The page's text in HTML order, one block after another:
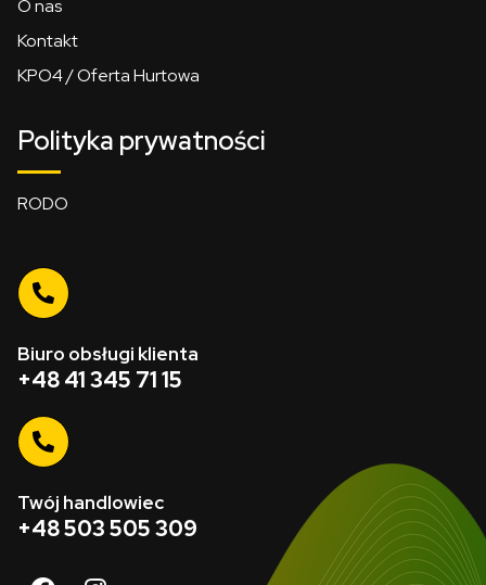
O nas
Kontakt
KPO4 / Oferta Hurtowa
Polityka prywatności
RODO
Biuro obsługi klienta
+48 41 345 71 15
Twój handlowiec
+48 503 505 309